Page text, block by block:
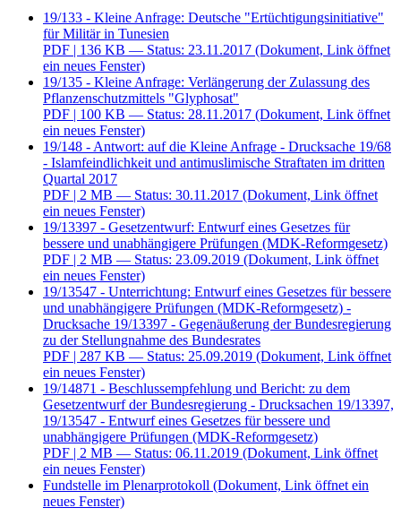
19/133 - Kleine Anfrage: Deutsche "Ertüchtigungsinitiative"
für Militär in Tunesien
PDF | 136 KB — Status: 23.11.2017 (Dokument, Link öffnet
ein neues Fenster)
19/135 - Kleine Anfrage: Verlängerung der Zulassung des
Pflanzenschutzmittels "Glyphosat"
PDF | 100 KB — Status: 28.11.2017 (Dokument, Link öffnet
ein neues Fenster)
19/148 - Antwort: auf die Kleine Anfrage - Drucksache 19/68
- Islamfeindlichkeit und antimuslimische Straftaten im dritten
Quartal 2017
PDF | 2 MB — Status: 30.11.2017 (Dokument, Link öffnet
ein neues Fenster)
19/13397 - Gesetzentwurf: Entwurf eines Gesetzes für
bessere und unabhängigere Prüfungen (MDK-Reformgesetz)
PDF | 2 MB — Status: 23.09.2019 (Dokument, Link öffnet
ein neues Fenster)
19/13547 - Unterrichtung: Entwurf eines Gesetzes für bessere
und unabhängigere Prüfungen (MDK-Reformgesetz) -
Drucksache 19/13397 - Gegenäußerung der Bundesregierung
zu der Stellungnahme des Bundesrates
PDF | 287 KB — Status: 25.09.2019 (Dokument, Link öffnet
ein neues Fenster)
19/14871 - Beschlussempfehlung und Bericht: zu dem
Gesetzentwurf der Bundesregierung - Drucksachen 19/13397,
19/13547 - Entwurf eines Gesetzes für bessere und
unabhängigere Prüfungen (MDK-Reformgesetz)
PDF | 2 MB — Status: 06.11.2019 (Dokument, Link öffnet
ein neues Fenster)
Fundstelle im Plenarprotokoll (Dokument, Link öffnet ein
neues Fenster)